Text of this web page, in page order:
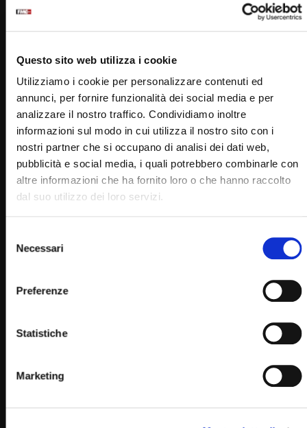
Questo sito web utilizza i cookie
Utilizziamo i cookie per personalizzare contenuti ed
annunci, per fornire funzionalità dei social media e per
analizzare il nostro traffico. Condividiamo inoltre
informazioni sul modo in cui utilizza il nostro sito con i
nostri partner che si occupano di analisi dei dati web,
pubblicità e social media, i quali potrebbero combinarle con
altre informazioni che ha fornito loro o che hanno raccolto
dal suo utilizzo dei loro servizi.
delNecessari
Preferenze
Statistiche
Marketing
10:03
Giornata Nazionale del Respiro e delle Malattie
24/09/2024
0
13.6K 6 0
STAFF
25/09/2024